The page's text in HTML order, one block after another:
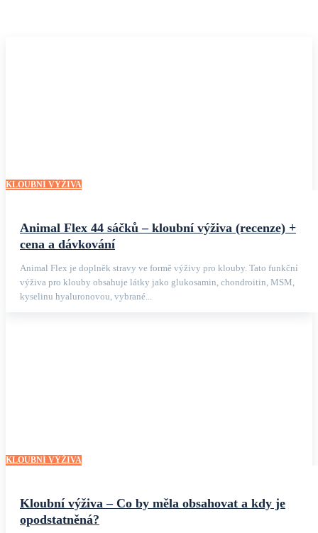
KLOUBNÍ VÝŽIVA
Animal Flex 44 sáčků – kloubní výživa (recenze) +
cena a dávkování
Animal Flex je doplněk stravy ve formě výživy pro klouby. Tato funkční
výživa pro klouby obsahuje látky jako glukosamin, chondroitin, MSM,
kyselinu hyaluronovou, vybrané...
KLOUBNÍ VÝŽIVA
Kloubní výživa – Co by měla obsahovat a kdy je
opodstatněná?